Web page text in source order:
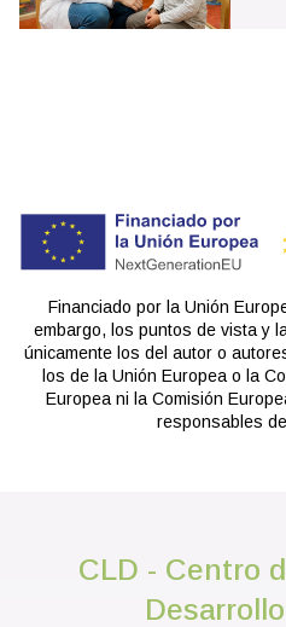
Financiado por la Unión
embargo, los puntos de vista y
únicamente los del autor o
los de la Unión Europea o la
Europea ni la Comisión
responsables
CLD - Centro